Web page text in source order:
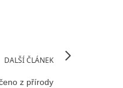
DALŠÍ ČLÁNEK
z přírody